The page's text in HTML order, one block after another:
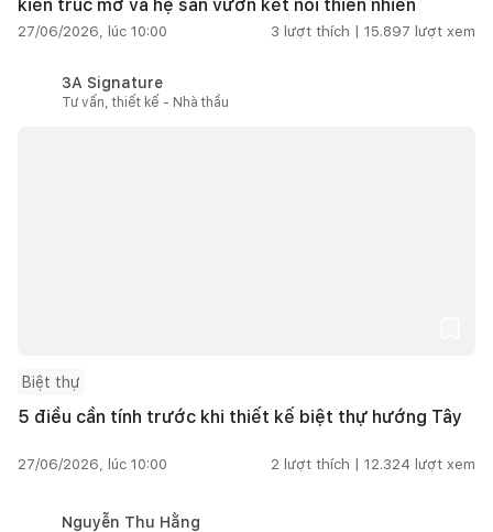
kiến trúc mở và hệ sân vườn kết nối thiên nhiên
27/06/2026, lúc 10:00 3 lượt thích | 15.897 lượt xem
3A Signature
Tư vấn, thiết kế - Nhà thầu
Biệt thự
5 điều cần tính trước khi thiết kế biệt thự hướng Tây
27/06/2026, lúc 10:00 2 lượt thích | 12.324 lượt xem
Nguyễn Thu Hằng